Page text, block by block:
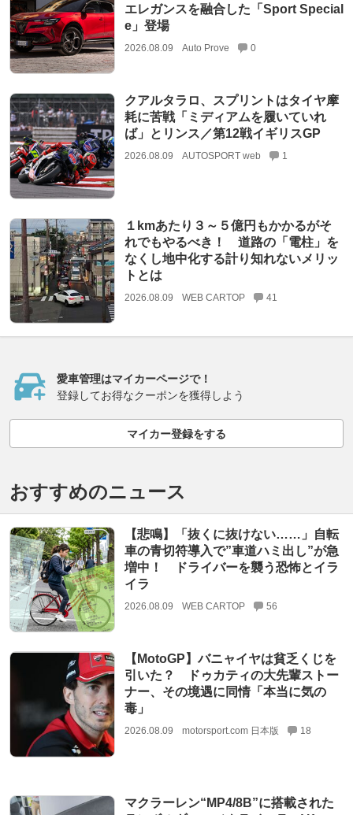
エレガンスを融合した「Sport Special
e」登場
2026.08.09 Auto Prove 0
クアルタラロ、スプリントはタイヤ摩
耗に苦戦「ミディアムを履いていれ
ば」とリンス／第12戦イギリスGP
2026.08.09 AUTOSPORT web 1
１kmあたり３～５億円もかかるがそ
れでもやるべき！ 道路の「電柱」を
なくし地中化する計り知れないメリッ
トとは
2026.08.09 WEB CARTOP 41
愛車管理はマイカーページで！
登録してお得なクーポンを獲得しよう
マイカー登録をする
おすすめのニュース
【悲鳴】「抜くに抜けない……」自転
車の青切符導入で”車道ハミ出し”が急
増中！ ドライバーを襲う恐怖とイラ
イラ
2026.08.09 WEB CARTOP 56
【MotoGP】バニャイヤは貧乏くじを
引いた？ ドゥカティの大先輩ストー
ナー、その境遇に同情「本当に気の
毒」
2026.08.09 motorsport.com 日本版 18
マクラーレン“MP4/8B”に搭載された